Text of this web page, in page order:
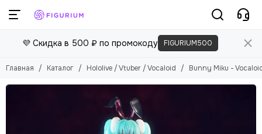
💜 Скидка в 500 ₽ по промокоду FIGURIUM500
Главная Каталог Hololive / Vtuber / Vocaloid Bunny Miku -